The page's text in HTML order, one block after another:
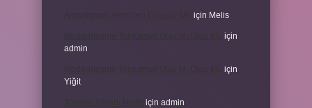
için Melis
için
admin
için
Yiğit
için admin